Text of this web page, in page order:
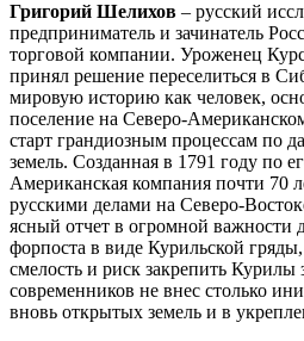
Григорий Шелихов – русский
предприниматель и зачинатель
торговой компании. Уроженец
принял решение переселиться в
мировую историю как человек,
поселение на Северо-
старт грандиозным процессам по
земель. Созданная в 1791 году по
Американская компания почти 70
русскими делами на Северо-
ясный отчет в огромной важности
форпоста в виде Курильской
смелость и риск закрепить
современников не внес столько
вновь открытых земель и в